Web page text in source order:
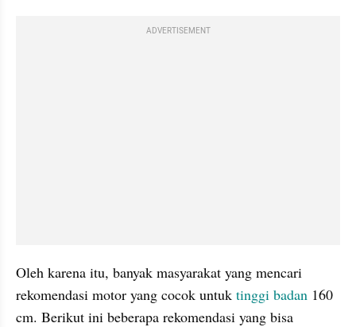
ADVERTISEMENT
Oleh karena itu, banyak masyarakat yang mencari
rekomendasi motor yang cocok untuk tinggi badan 160
cm. Berikut ini beberapa rekomendasi yang bisa